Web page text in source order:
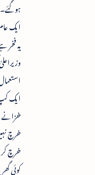
ایک
یہ فخر
ایک
خزانے
خرچ
خرچ
کوئی